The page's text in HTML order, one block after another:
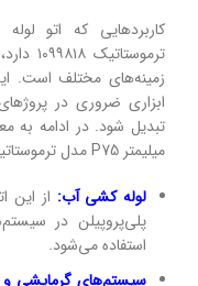
زمینه‌های مختلف است.
ابزاری ضروری در
میلیمتر P75 مدل ترموستاتیک ۱۰۹۹۸۱۸ می پردازیم:
لوله کشی آب: از این
پلی‌پروپیلن در
استفاده می‌شود.
سیستم‌های گرمایشی